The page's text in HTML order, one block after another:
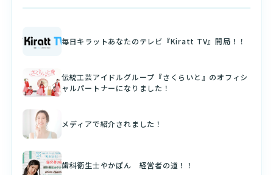
毎日キラットあなたのテレビ『Kiratt TV』開局！！
伝統工芸アイドルグループ『さくらいと』のオフィシ
ャルパートナーになりました！
メディアで紹介されました！
歯科衛生士やかぽん 経営者の道！！